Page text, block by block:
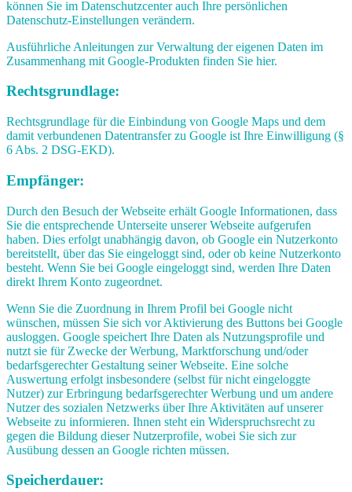
können Sie im Datenschutzcenter auch Ihre persönlichen
Datenschutz-Einstellungen verändern.
Ausführliche Anleitungen zur Verwaltung der eigenen Daten im
Zusammenhang mit Google-Produkten finden Sie hier.
Rechtsgrundlage:
Rechtsgrundlage für die Einbindung von Google Maps und dem
damit verbundenen Datentransfer zu Google ist Ihre Einwilligung (§
6 Abs. 2 DSG-EKD).
Empfänger:
Durch den Besuch der Webseite erhält Google Informationen, dass
Sie die entsprechende Unterseite unserer Webseite aufgerufen
haben. Dies erfolgt unabhängig davon, ob Google ein Nutzerkonto
bereitstellt, über das Sie eingeloggt sind, oder ob keine Nutzerkonto
besteht. Wenn Sie bei Google eingeloggt sind, werden Ihre Daten
direkt Ihrem Konto zugeordnet.
Wenn Sie die Zuordnung in Ihrem Profil bei Google nicht
wünschen, müssen Sie sich vor Aktivierung des Buttons bei Google
ausloggen. Google speichert Ihre Daten als Nutzungsprofile und
nutzt sie für Zwecke der Werbung, Marktforschung und/oder
bedarfsgerechter Gestaltung seiner Webseite. Eine solche
Auswertung erfolgt insbesondere (selbst für nicht eingeloggte
Nutzer) zur Erbringung bedarfsgerechter Werbung und um andere
Nutzer des sozialen Netzwerks über Ihre Aktivitäten auf unserer
Webseite zu informieren. Ihnen steht ein Widerspruchsrecht zu
gegen die Bildung dieser Nutzerprofile, wobei Sie sich zur
Ausübung dessen an Google richten müssen.
Speicherdauer: